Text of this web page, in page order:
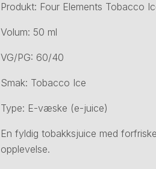
Produkt: Four Elements Tobacco
Volum: 50 ml
VG/PG: 60/40
Smak: Tobacco Ice
Type: E-væske (e-juice)
En fyldig tobakksjuice med
opplevelse.